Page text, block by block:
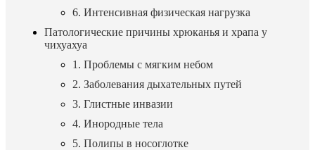
6. Интенсивная физическая нагрузка
Патологические причины хрюканья и храпа у
чихуахуа
1. Проблемы с мягким небом
2. Заболевания дыхательных путей
3. Глистные инвазии
4. Инородные тела
5. Полипы в носоглотке